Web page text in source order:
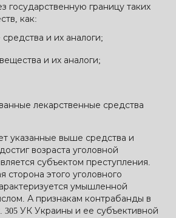
государственную границу таких
как:
и их аналоги;
и их аналоги;
лекарственные средства
указанные выше средства и
возраста уголовной
субъектом преступления.
сторона этого уголовного
умышленной
А признакам контрабанды в
305 УК Украины и ее субъективной